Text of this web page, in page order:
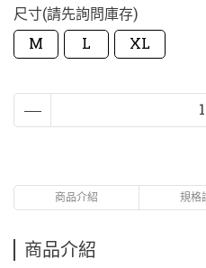
尺寸(請先詢問庫存)
M
L XL
商品介紹 規格
商品介紹